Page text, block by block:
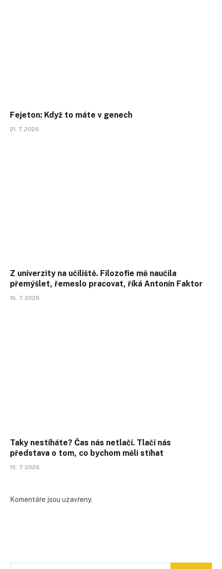
Fejeton: Když to máte v genech
21. 7. 2026
Z univerzity na učiliště. Filozofie mě naučila
přemýšlet, řemeslo pracovat, říká Antonín Faktor
16. 7. 2026
Taky nestíháte? Čas nás netlačí. Tlačí nás
představa o tom, co bychom měli stíhat
15. 7. 2026
Komentáře jsou uzavřeny.